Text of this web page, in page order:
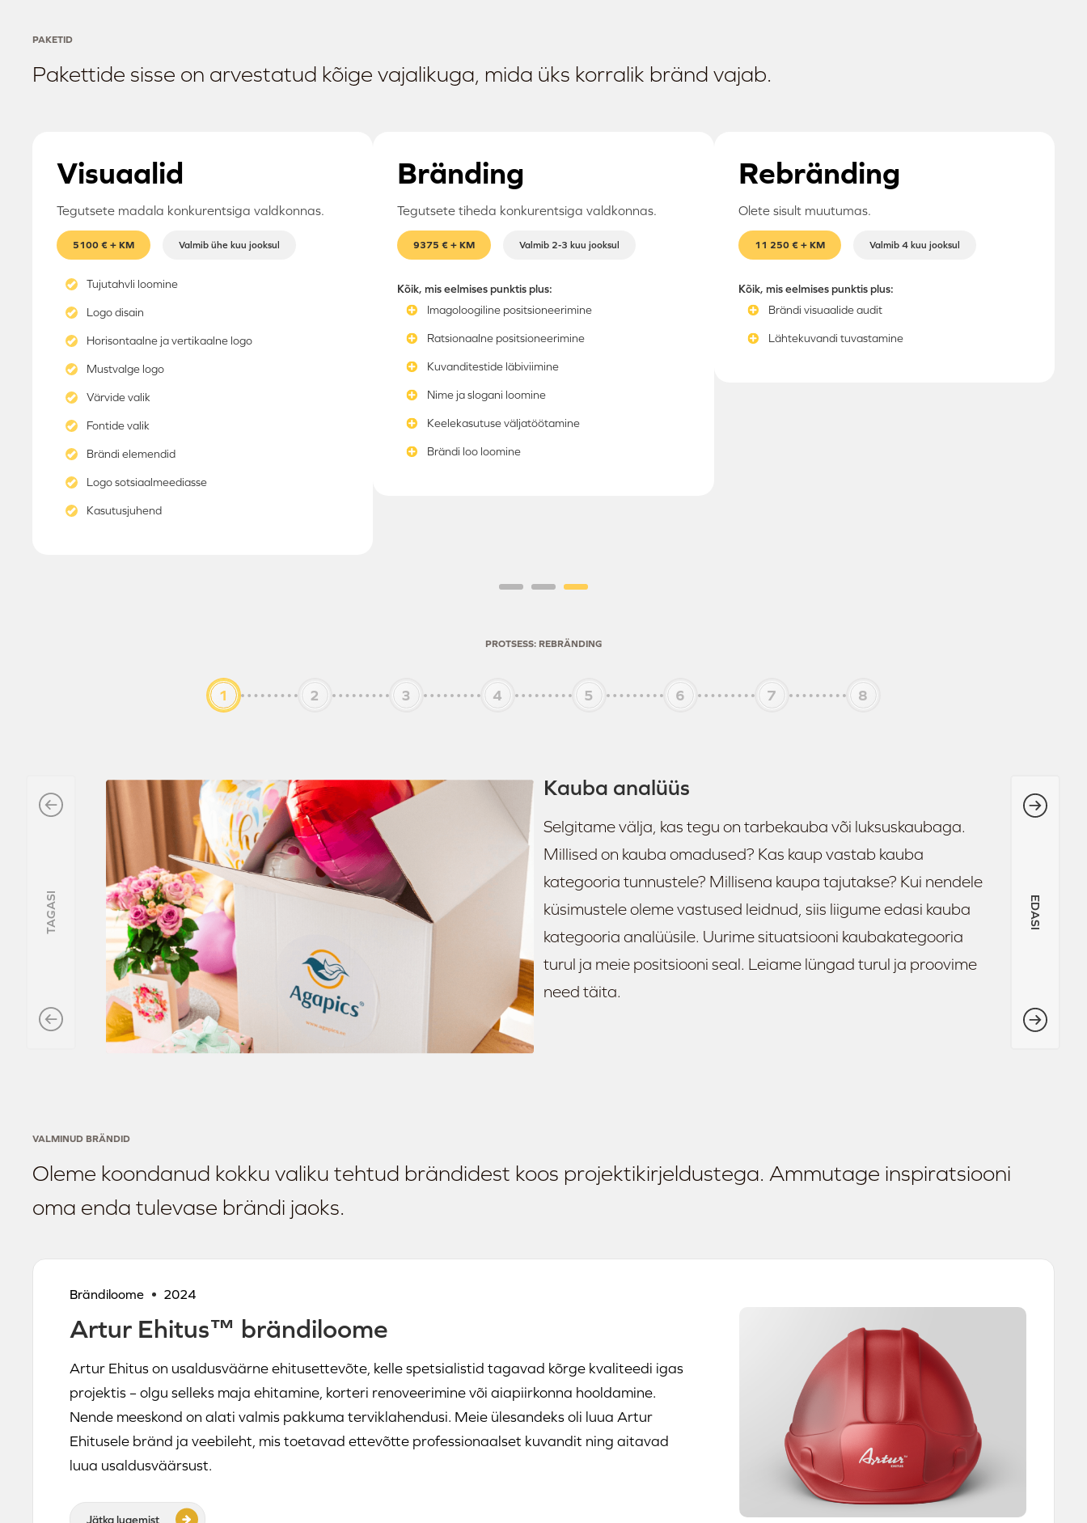
PAKETID
Pakettide sisse on arvestatud kõige vajalikuga, mida üks korralik bränd vajab.
Visuaalid
Tegutsete madala konkurentsiga valdkonnas.
5100 € + KM Valmib ühe kuu jooksul
Tujutahvli loomine
Logo disain
Horisontaalne ja vertikaalne logo
Mustvalge logo
Värvide valik
Fontide valik
Brändi elemendid
Logo sotsiaalmeediasse
Kasutusjuhend
Bränding
Tegutsete tiheda konkurentsiga valdkonnas.
9375 € + KM Valmib 2-3 kuu jooksul
Kõik, mis eelmises punktis plus:
Imagoloogiline positsioneerimine
Ratsionaalne positsioneerimine
Kuvanditestide läbiviimine
Nime ja slogani loomine
Keelekasutuse väljatöötamine
Brändi loo loomine
Rebränding
Olete sisult muutumas.
11 250 € + KM Valmib 4 kuu jooksul
Kõik, mis eelmises punktis plus:
Brändi visuaalide audit
Lähtekuvandi tuvastamine
PROTSESS: REBRÄNDING
Kauba analüüs
Selgitame välja, kas tegu on tarbekauba või luksuskaubaga.
Millised on kauba omadused? Kas kaup vastab kauba
kategooria tunnustele? Millisena kaupa tajutakse? Kui nendele
küsimustele oleme vastused leidnud, siis liigume edasi kauba
kategooria analüüsile. Uurime situatsiooni kaubakategooria
turul ja meie positsiooni seal. Leiame lüngad turul ja proovime
need täita.
TAGASI EDASI
VALMINUD BRÄNDID
Oleme koondanud kokku valiku tehtud brändidest koos projektikirjeldustega. Ammutage inspiratsiooni
oma enda tulevase brändi jaoks.
Brändiloome 2024
Artur Ehitus™ brändiloome
Artur Ehitus on usaldusväärne ehitusettevõte, kelle spetsialistid tagavad kõrge kvaliteedi igas
projektis – olgu selleks maja ehitamine, korteri renoveerimine või aiapiirkonna hooldamine.
Nende meeskond on alati valmis pakkuma terviklahendusi. Meie ülesandeks oli luua Artur
Ehitusele bränd ja veebileht, mis toetavad ettevõtte professionaalset kuvandit ning aitavad
luua usaldusväärsust.
Jätka lugemist